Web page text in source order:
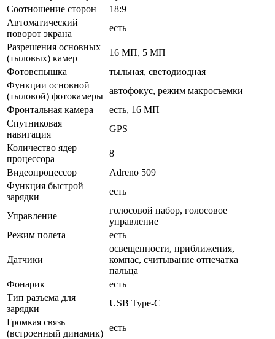
Соотношение сторон
18:9
Автоматический
поворот экрана
есть
Разрешения основных
(тыловых) камер
16 МП, 5 МП
Фотовспышка
тыльная, светодиодная
Функции основной
(тыловой) фотокамеры
автофокус, режим макросъемки
Фронтальная камера
есть, 16 МП
Спутниковая
навигация
GPS
Количество ядер
процессора
8
Видеопроцессор
Adreno 509
Функция быстрой
зарядки
есть
Управление
голосовой набор, голосовое
управление
Режим полета
есть
Датчики
освещенности, приближения,
компас, считывание отпечатка
пальца
Фонарик
есть
Тип разъема для
зарядки
USB Type-C
Громкая связь
(встроенный динамик)
есть